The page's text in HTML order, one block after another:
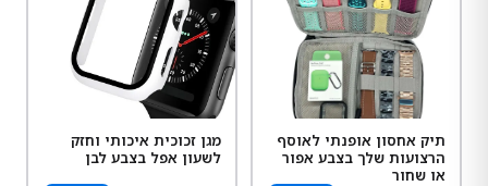
תיק אחסון אופנתי לאוסף
הרצועות שלך בצבע אפור
או שחור
מגן זכוכית איכותי וחזק
לשעון אפל בצבע לבן